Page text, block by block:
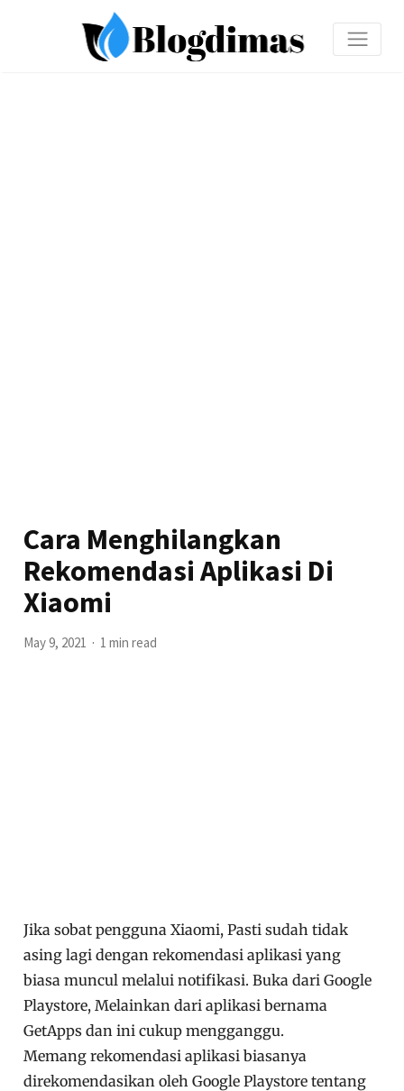
Cara Menghilangkan
Rekomendasi Aplikasi Di
Xiaomi
May 9, 2021 1 min read
Jika sobat pengguna Xiaomi, Pasti sudah tidak
asing lagi dengan rekomendasi aplikasi yang
biasa muncul melalui notifikasi. Buka dari Google
Playstore, Melainkan dari aplikasi bernama
GetApps dan ini cukup mengganggu.
Memang rekomendasi aplikasi biasanya
direkomendasikan oleh Google Playstore tentang